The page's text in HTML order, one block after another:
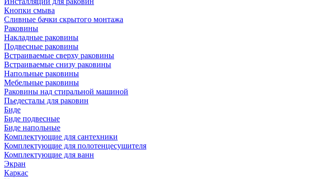
Кнопки смыва
Сливные бачки скрытого монтажа
Раковины
Накладные раковины
Подвесные раковины
Встраиваемые сверху раковины
Встраиваемые снизу раковины
Напольные раковины
Мебельные раковины
Раковины над стиральной машиной
Пьедесталы для раковин
Биде
Биде подвесные
Биде напольные
Комплектующие для сантехники
Комплектующие для полотенцесушителя
Комплектующие для ванн
Экран
Каркас